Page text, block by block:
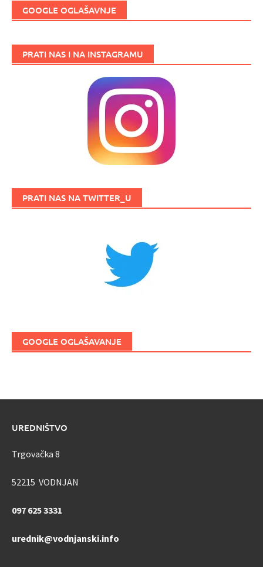
GOOGLE OGLAŠAVNJE
PRATI NAS I NA INSTAGRAMU
PRATI NAS NA TWITTER_U
GOOGLE OGLAŠAVANJE
UREDNIŠTVO
Trgovačka 8
52215 VODNJAN
097 625 3331
urednik@vodnjanski.info